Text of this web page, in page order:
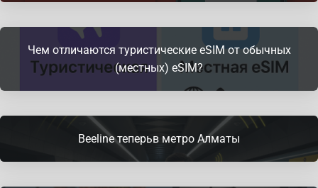
Чем отличаются туристические eSIM от обычных
(местных) eSIM?
Beeline теперьв метро Алматы